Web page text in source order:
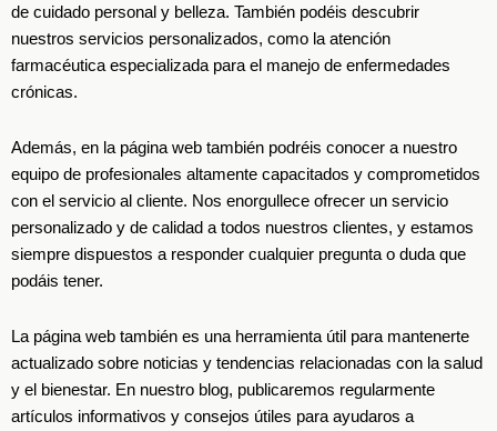
de cuidado personal y belleza. También podéis descubrir
nuestros servicios personalizados, como la atención
farmacéutica especializada para el manejo de enfermedades
crónicas.
Además, en la página web también podréis conocer a nuestro
equipo de profesionales altamente capacitados y comprometidos
con el servicio al cliente. Nos enorgullece ofrecer un servicio
personalizado y de calidad a todos nuestros clientes, y estamos
siempre dispuestos a responder cualquier pregunta o duda que
podáis tener.
La página web también es una herramienta útil para mantenerte
actualizado sobre noticias y tendencias relacionadas con la salud
y el bienestar. En nuestro blog, publicaremos regularmente
artículos informativos y consejos útiles para ayudaros a